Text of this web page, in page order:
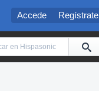
Accede Regístrate